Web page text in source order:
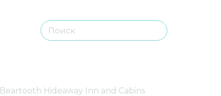
Beartooth Hideaway Inn and Cabins